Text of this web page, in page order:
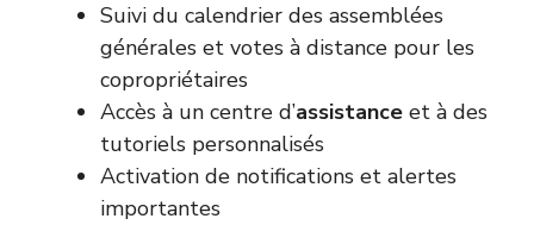
Suivi du calendrier des assemblées
générales et votes à distance pour les
copropriétaires
Accès à un centre d’assistance et à des
tutoriels personnalisés
Activation de notifications et alertes
importantes